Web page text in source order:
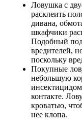
Ловушка с
расклеить
дивана,
шкафчики
Подобный
вредителей,
поскольку
Покупные
небольшую
контакте.
кроватью,
нее клопа.